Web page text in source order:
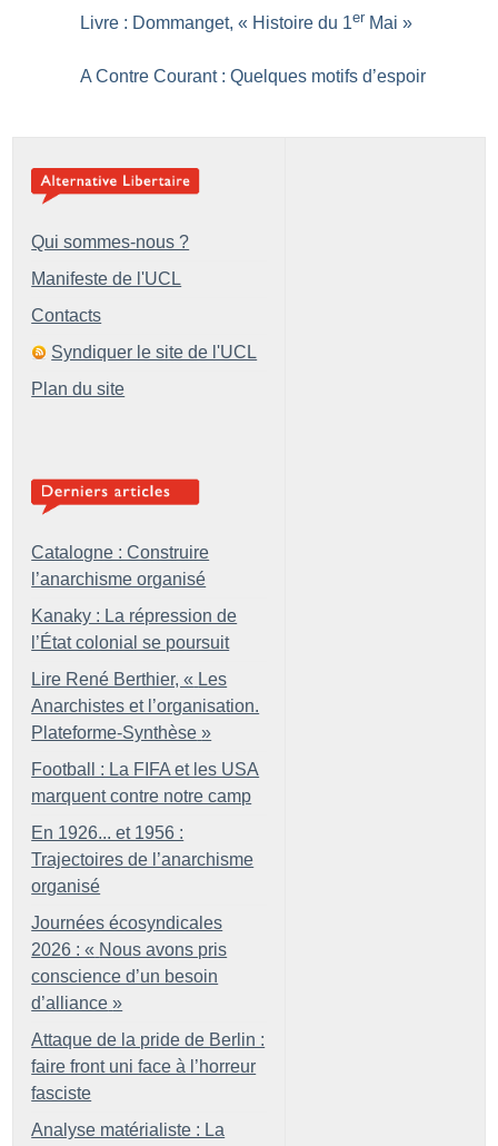
Livre : Dommanget, « Histoire du 1er Mai »
A Contre Courant : Quelques motifs d’espoir
Qui sommes-nous ?
Manifeste de l'UCL
Contacts
Syndiquer le site de l'UCL
Plan du site
Catalogne : Construire
l’anarchisme organisé
Kanaky : La répression de
l’État colonial se poursuit
Lire René Berthier, « Les
Anarchistes et l’organisation.
Plateforme-Synthèse »
Football : La FIFA et les USA
marquent contre notre camp
En 1926... et 1956 :
Trajectoires de l’anarchisme
organisé
Journées écosyndicales
2026 : « Nous avons pris
conscience d’un besoin
d’alliance »
Attaque de la pride de Berlin :
faire front uni face à l’horreur
fasciste
Analyse matérialiste : La